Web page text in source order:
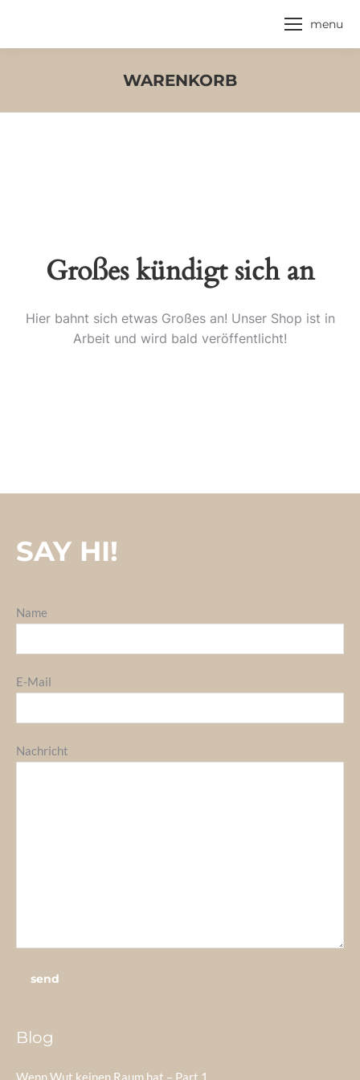
menu
WARENKORB
Großes kündigt sich an
Hier bahnt sich etwas Großes an! Unser Shop ist in
Arbeit und wird bald veröffentlicht!
SAY HI!
Name
E-Mail
Nachricht
Blog
Wenn Wut keinen Raum hat – Part 1